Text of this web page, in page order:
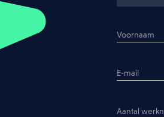
gebruikt worden zoals beschreven in de